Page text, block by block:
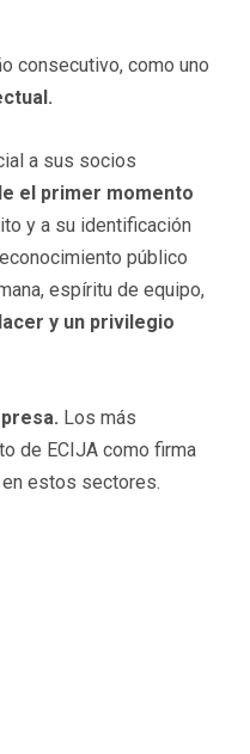
consecutivo, como uno
a sus socios
el primer momento
y a su identificación
público
espíritu de equipo,
y un privilegio
Los más
de ECIJA como firma
estos sectores.